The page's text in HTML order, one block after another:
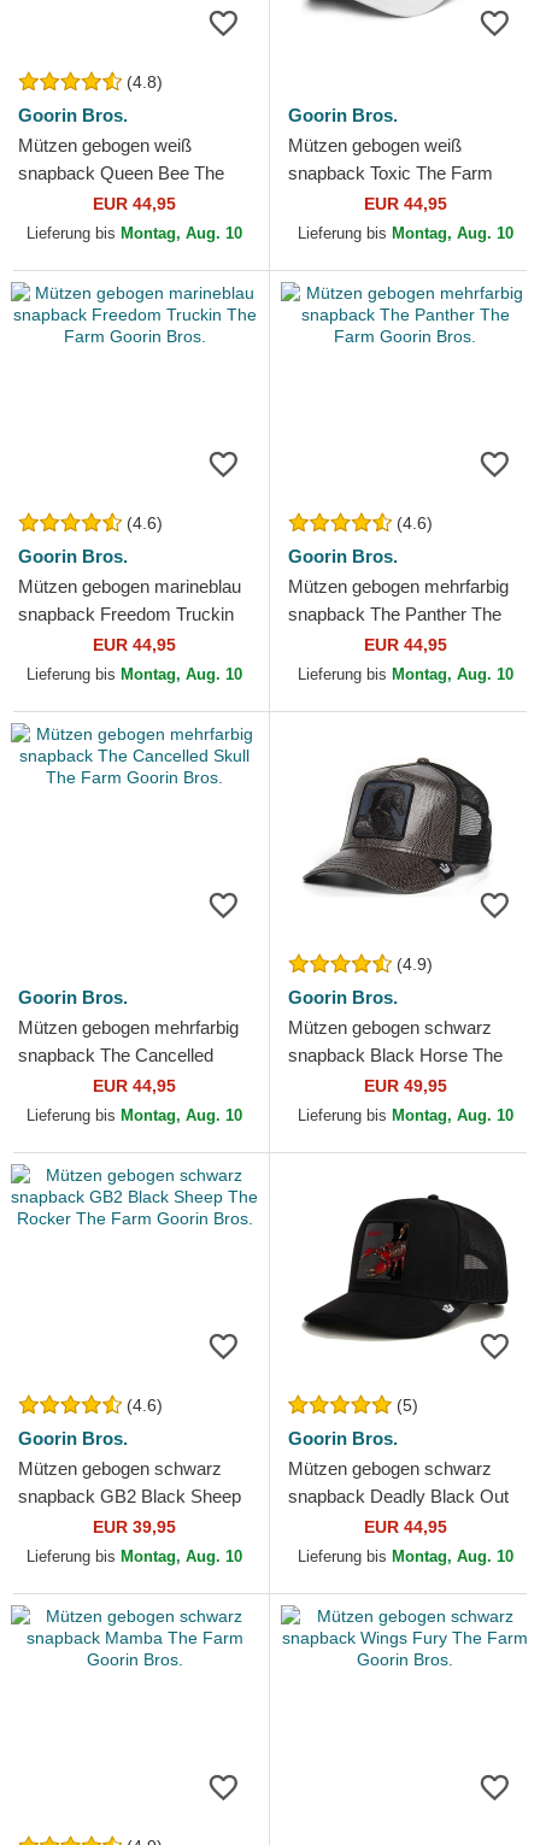
(4.8)
Goorin Bros.
Mützen gebogen weiß
snapback Queen Bee The
Farm Goorin Bros.
EUR 44,95
Lieferung bis Montag, Aug. 10
Goorin Bros.
Mützen gebogen weiß
snapback Toxic The Farm
Goorin Bros.EUR 44,95
Lieferung bis Montag, Aug. 10
(4.6)
Goorin Bros.
Mützen gebogen marineblau
snapback Freedom Truckin
The Farm Goorin Bros.
EUR 44,95
Lieferung bis Montag, Aug. 10
(4.6)
Goorin Bros.
Mützen gebogen mehrfarbig
snapback The Panther The
Farm Goorin Bros.
EUR 44,95
Lieferung bis Montag, Aug. 10
Goorin Bros.
Mützen gebogen mehrfarbig
snapback The Cancelled
Skull The Farm Goorin Bros.
EUR 44,95
Lieferung bis Montag, Aug. 10
(4.9)
Goorin Bros.
Mützen gebogen schwarz
snapback Black Horse The
Farm Goorin Bros.
EUR 49,95
Lieferung bis Montag, Aug. 10
(4.6)
Goorin Bros.
Mützen gebogen schwarz
snapback GB2 Black Sheep
The Rocker The Farm Goorin
Bros.
EUR 39,95
Lieferung bis Montag, Aug. 10
(5)
Goorin Bros.
Mützen gebogen schwarz
snapback Deadly Black Out
Scorpion Metallic The Farm
Goorin Bros.
EUR 44,95
Lieferung bis Montag, Aug. 10